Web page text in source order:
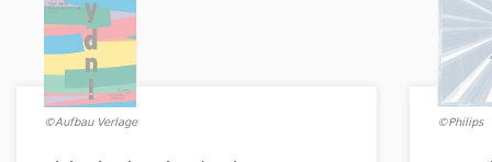
©Aufbau Verlage ©Philips